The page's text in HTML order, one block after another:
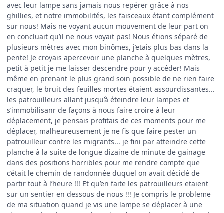
avec leur lampe sans jamais nous repérer grâce à nos
ghillies, et notre immobilités, les faisceaux étant complément
sur nous! Mais ne voyant aucun mouvement de leur part on
en concluait qu’il ne nous voyait pas! Nous étions séparé de
plusieurs mètres avec mon binômes, j’etais plus bas dans la
pente! Je croyais apercevoir une planche à quelques mètres,
petit à petit je me laisser descendre pour y accéder! Mais
même en prenant le plus grand soin possible de ne rien faire
craquer, le bruit des feuilles mortes étaient assourdissantes...
les patrouilleurs allant jusqu’à éteindre leur lampes et
s’immobilisanr de façons à nous faire croire à leur
déplacement, je pensais profitais de ces moments pour me
déplacer, malheureusement je ne fis que faire pester un
patrouilleur contre les migrants... je fini par atteindre cette
planche à la suite de longue dizaine de minute de gainage
dans des positions horribles pour me rendre compte que
c’était le chemin de randonnée duquel on avait décidé de
partir tout à l’heure !!! Et qu’en faite les patrouilleurs etaient
sur un sentier en dessous de nous !!! Je compris le probleme
de ma situation quand je vis une lampe se déplacer à une